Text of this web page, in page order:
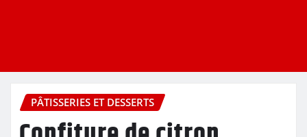
PÂTISSERIES ET DESSERTS